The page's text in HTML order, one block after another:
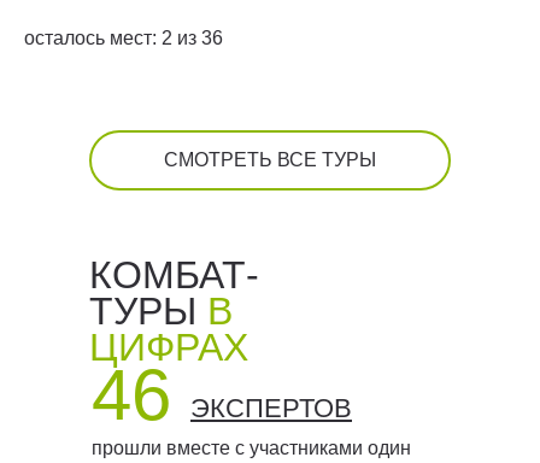
осталось мест: 2 из 36
СМОТРЕТЬ ВСЕ ТУРЫ
КОМБАТ-
ТУРЫ В
ЦИФРАХ
прошли вместе с участниками один
ЭКСПЕРТОВ
46